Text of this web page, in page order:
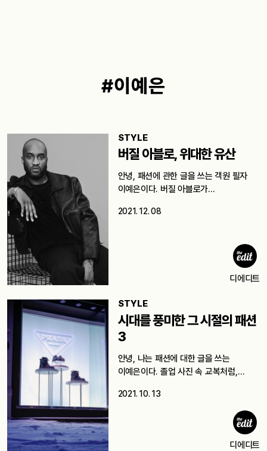
#이예은
STYLE
버질 아블로, 위대한 유산
안녕, 패션에 관한 글을 쓰는 객원 필자
이예은이다. 버질 아블로가…
2021. 12. 08
디에디트
STYLE
시대를 풍미한 그 시절의 패션
3
안녕, 나는 패션에 대한 글을 쓰는
이예은이다. 졸업 사진 속 교복처럼,…
2021. 10. 13
디에디트